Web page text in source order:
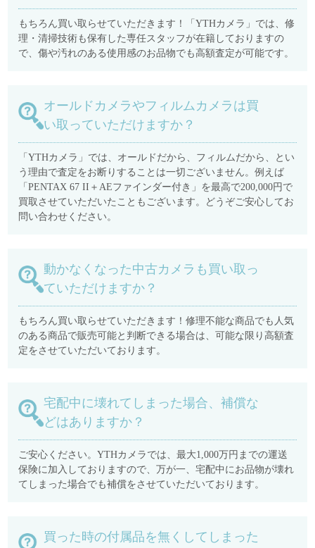
もちろん買い取らせていただきます！「YTHカメラ」では、修
理・清掃技術も保有した専任スタッフが在籍しておりますの
で、傷や汚れのある使用感のお品物でも高額査定が可能です。
オールドカメラやフィルムカメラは買
い取っていただけますか？
「YTHカメラ」では、オールドだから、フィルムだから、とい
う理由で査定をお断りすることは一切ございません。例えば
「PENTAX 67 II＋AEファインダー付き」を最高で200,000円で
買取させていただいたこともございます。どうぞご安心してお
問い合わせください。
動かなくなった中古カメラも買い取っ
ていただけますか？
もちろん買い取らせていただきます！修理不能な商品でも人気
のある商品で販売可能と判断できる場合は、可能な限り高額査
定をさせていただいております。
宅配中に壊れてしまった場合、補償な
どはありますか？
ご安心ください。YTHカメラでは、最大1,000万円までの運送
保険に加入しておりますので、万が一、宅配中にお品物が壊れ
てしまった場合でも補償をさせていただいております。
買った時の付属品を無くしてしまった